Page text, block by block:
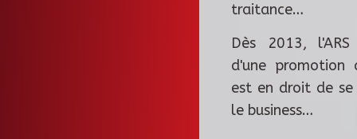
traitance…
Dès 2013,
d'une promotion
est en droit de
le business…